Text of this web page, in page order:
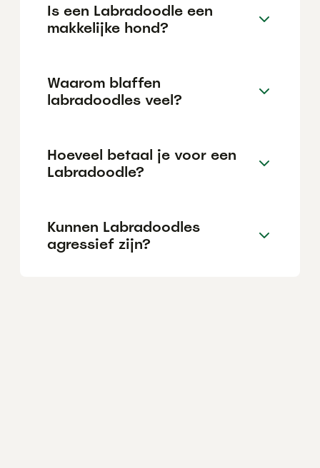
Is een Labradoodle een
makkelijke hond?
Waarom blaffen
labradoodles veel?
Hoeveel betaal je voor een
Labradoodle?
Kunnen Labradoodles
agressief zijn?